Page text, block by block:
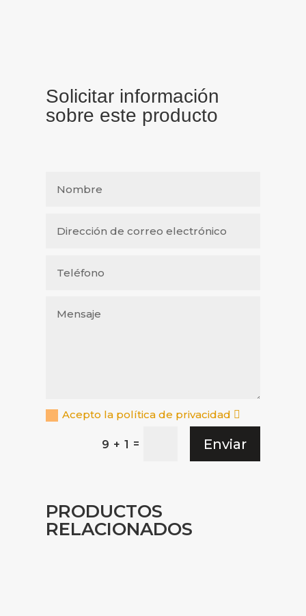
Solicitar información
sobre este producto
Acepto la política de privacidad
9 + 1 = Enviar
PRODUCTOS
RELACIONADOS